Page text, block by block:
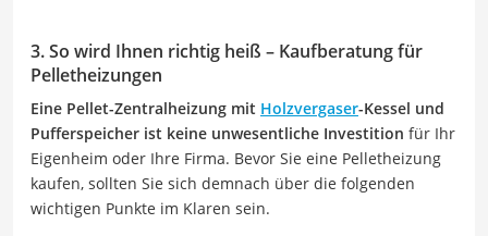
3. So wird Ihnen richtig heiß – Kaufberatung für
Pelletheizungen
Eine Pellet-Zentralheizung mit Holzvergaser-Kessel und
Pufferspeicher ist keine unwesentliche Investition für Ihr
Eigenheim oder Ihre Firma. Bevor Sie eine Pelletheizung
kaufen, sollten Sie sich demnach über die folgenden
wichtigen Punkte im Klaren sein.